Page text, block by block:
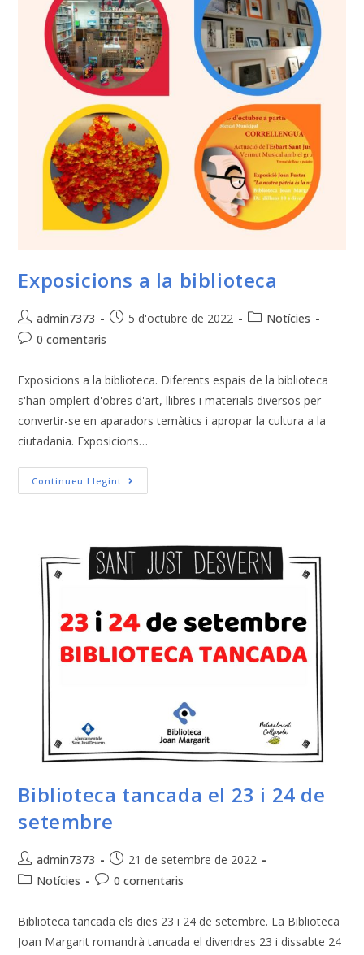
Exposicions a la biblioteca
admin7373 5 d'octubre de 2022
Notícies
0 comentaris
Exposicions a la biblioteca. Diferents espais de la biblioteca
s'han omplert d'obres d'art, llibres i materials diversos per
convertir-se en aparadors temàtics i apropar la cultura a la
ciutadania. Exposicions…
Continueu Llegint
Biblioteca tancada el 23 i 24 de
setembre
admin7373
21 de setembre de 2022
Notícies
0 comentaris
Biblioteca tancada els dies 23 i 24 de setembre. La Biblioteca
Joan Margarit romandrà tancada el divendres 23 i dissabte 24